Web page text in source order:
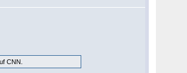
CNN.